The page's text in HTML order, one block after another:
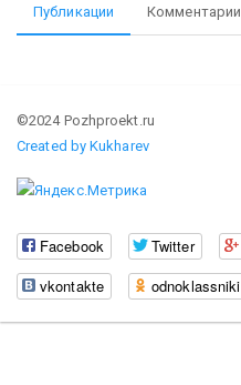
Публикации Комментарии
©2024 Pozhproekt.ru
Created by Kukharev
Facebook Twitter
vkontakte
odnoklassniki